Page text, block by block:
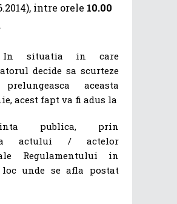
intre orele 10.00
.
situatia in care
decide sa scurteze
aceasta
acest fapt va fi adus la
publica, prin
actului / actelor
Regulamentului in
unde se afla postat